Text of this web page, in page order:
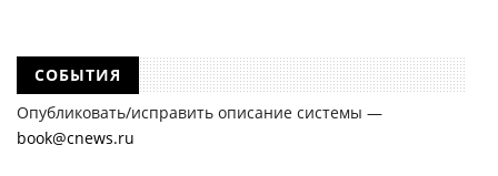
СОБЫТИЯ
Опубликовать/исправить описание системы —
book@cnews.ru